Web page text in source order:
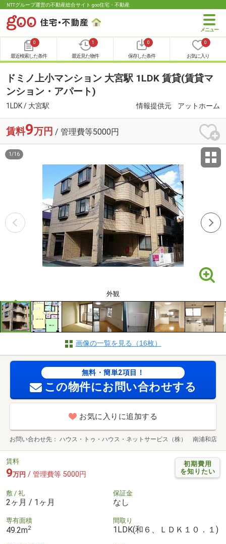
NTTグループ運営の不動産総合サイト goo住宅・不動産
0
最近検索した条件
1
最近見た物件
0
保存した条件
0
お気に入り
ドミノ上小マンション 大宮駅 1LDK 賃貸(賃貸マ
ンション・アパート)
1LDK / 大宮駅 情報提供元 アットホーム
賃料9万円 / 管理費等5000円
外観
1 /16
画像の一覧を見る（16枚）
無料・簡単2項目！
この物件にお問い合わせする
お気に入りに追加する
お問い合わせ先 ハウス・トゥ・ハウス・ネットサービス（株） 南浦和店
初期費用
を知りたい
賃料
9万円 / 管理費等 5000円
敷 / 礼
2ヶ月 / 1ヶ月
保証金
なし
専有面積
49.2m2
間取り
1LDK(和６、ＬＤＫ１０．１)